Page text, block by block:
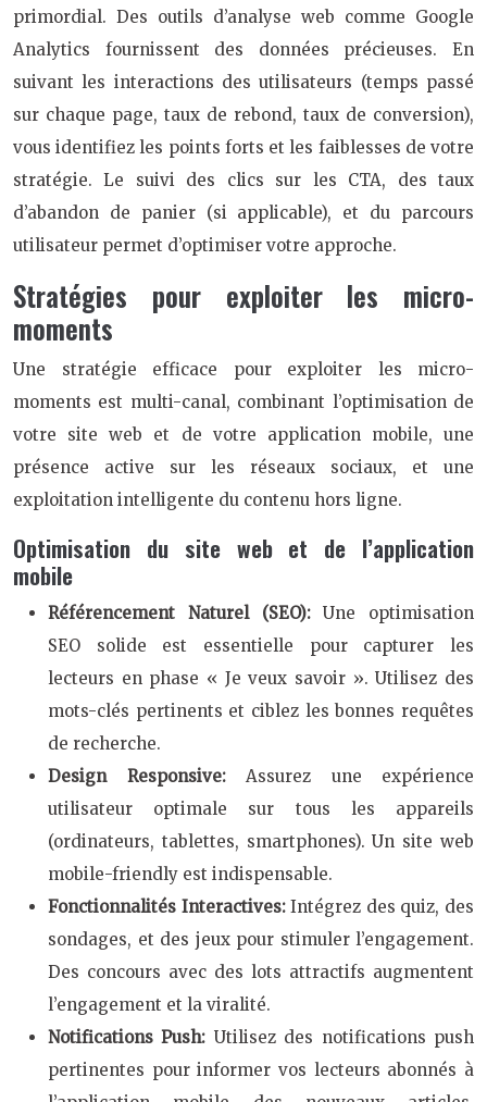
primordial. Des outils d’analyse web comme Google
Analytics fournissent des données précieuses. En
suivant les interactions des utilisateurs (temps passé
sur chaque page, taux de rebond, taux de conversion),
vous identifiez les points forts et les faiblesses de votre
stratégie. Le suivi des clics sur les CTA, des taux
d’abandon de panier (si applicable), et du parcours
utilisateur permet d’optimiser votre approche.
Stratégies pour exploiter les micro-
moments
Une stratégie efficace pour exploiter les micro-
moments est multi-canal, combinant l’optimisation de
votre site web et de votre application mobile, une
présence active sur les réseaux sociaux, et une
exploitation intelligente du contenu hors ligne.
Optimisation du site web et de l’application
mobile
Référencement Naturel (SEO):Une optimisation
SEO solide est essentielle pour capturer les
lecteurs en phase « Je veux savoir ». Utilisez des
mots-clés pertinents et ciblez les bonnes requêtes
de recherche.
Design Responsive: Assurez une expérience
utilisateur optimale sur tous les appareils
(ordinateurs, tablettes, smartphones). Un site web
mobile-friendly est indispensable.
Fonctionnalités Interactives:Intégrez des quiz, des
sondages, et des jeux pour stimuler l’engagement.
Des concours avec des lots attractifs augmentent
l’engagement et la viralité.
Notifications Push: Utilisez des notifications push
pertinentes pour informer vos lecteurs abonnés à